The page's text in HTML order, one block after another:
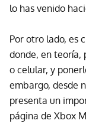
lo has venido
Por otro lado, es
donde, en teoría,
o celular, y
embargo, desde
presenta un
página de Xbox